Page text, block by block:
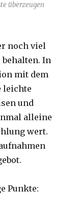
überzeugen
noch viel
behalten. In
mit dem
leichte
und
alleine
wert.
Punkte: